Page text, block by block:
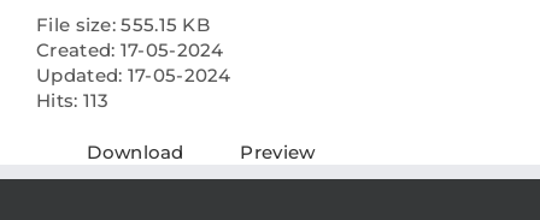
File size: 555.15 KB
Created: 17-05-2024
Updated: 17-05-2024
Hits: 113
Download Preview